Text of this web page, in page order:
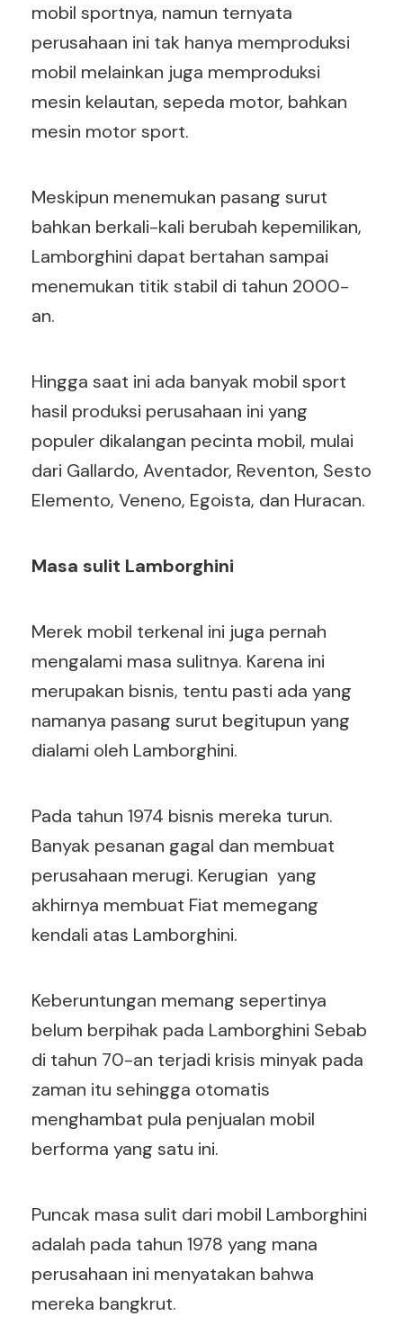
mobil sportnya, namun ternyata
perusahaan ini tak hanya memproduksi
mobil melainkan juga memproduksi
mesin kelautan, sepeda motor, bahkan
mesin motor sport.
Meskipun menemukan pasang surut
bahkan berkali-kali berubah kepemilikan,
Lamborghini dapat bertahan sampai
menemukan titik stabil di tahun 2000-
an.
Hingga saat ini ada banyak mobil sport
hasil produksi perusahaan ini yang
populer dikalangan pecinta mobil, mulai
dari Gallardo, Aventador, Reventon, Sesto
Elemento, Veneno, Egoista, dan Huracan.
Masa sulit Lamborghini
Merek mobil terkenal ini juga pernah
mengalami masa sulitnya. Karena ini
merupakan bisnis, tentu pasti ada yang
namanya pasang surut begitupun yang
dialami oleh Lamborghini.
Pada tahun 1974 bisnis mereka turun.
Banyak pesanan gagal dan membuat
perusahaan merugi. Kerugian yang
akhirnya membuat Fiat memegang
kendali atas Lamborghini.
Keberuntungan memang sepertinya
belum berpihak pada Lamborghini Sebab
di tahun 70-an terjadi krisis minyak pada
zaman itu sehingga otomatis
menghambat pula penjualan mobil
berforma yang satu ini.
Puncak masa sulit dari mobil Lamborghini
adalah pada tahun 1978 yang mana
perusahaan ini menyatakan bahwa
mereka bangkrut.